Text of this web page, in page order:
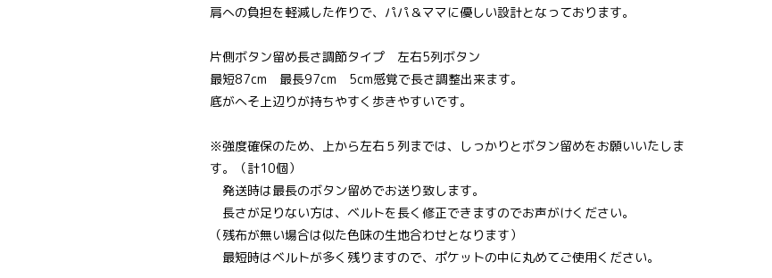
肩への負担を軽減した作りで、パパ＆ママに優しい設計となっております。
片側ボタン留め長さ調節タイプ 左右5列ボタン
最短87cm 最長97cm 5cm感覚で長さ調整出来ます。
底がへそ上辺りが持ちやすく歩きやすいです。
※強度確保のため、上から左右５列までは、しっかりとボタン留めをお願いいたしま
す。（計10個）
発送時は最長のボタン留めでお送り致します。
長さが足りない方は、ベルトを長く修正できますのでお声がけください。
（残布が無い場合は似た色味の生地合わせとなります）
最短時はベルトが多く残りますので、ポケットの中に丸めてご使用ください。